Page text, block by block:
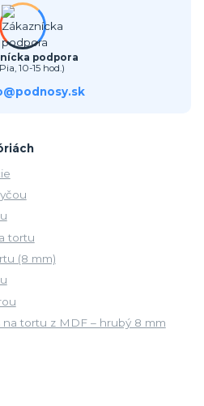
podpora
10-15 hod.)
tortu
(8 mm)
tortu z MDF – hrubý 8 mm